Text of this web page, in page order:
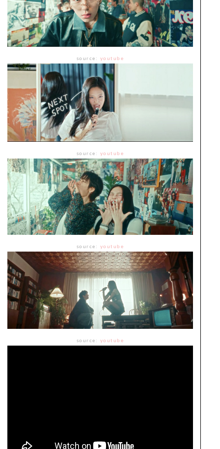
source: youtube
source: youtube
source: youtube
source: youtube